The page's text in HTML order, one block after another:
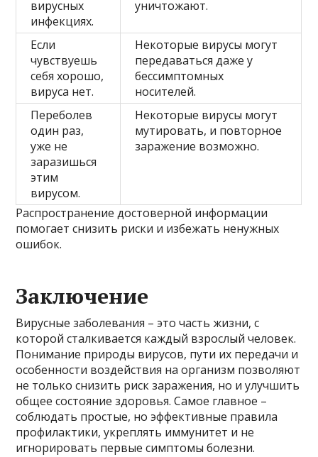
вирусных
инфекциях.
уничтожают.
Если
чувствуешь
себя хорошо,
вируса нет.
Некоторые вирусы могут
передаваться даже у
бессимптомных
носителей.
Переболев
один раз,
уже не
заразишься
этим
вирусом.
Некоторые вирусы могут
мутировать, и повторное
заражение возможно.
Распространение достоверной информации
помогает снизить риски и избежать ненужных
ошибок.
Заключение
Вирусные заболевания – это часть жизни, с
которой сталкивается каждый взрослый человек.
Понимание природы вирусов, пути их передачи и
особенности воздействия на организм позволяют
не только снизить риск заражения, но и улучшить
общее состояние здоровья. Самое главное –
соблюдать простые, но эффективные правила
профилактики, укреплять иммунитет и не
игнорировать первые симптомы болезни.